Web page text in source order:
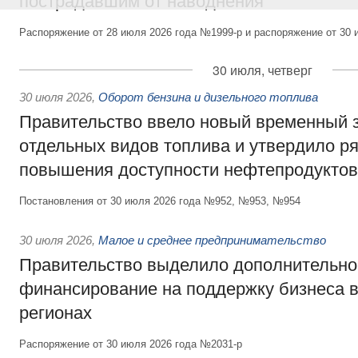
Распоряжение от 28 июля 2026 года №1999-р и распоряжение от
30 июля, четверг
30 июля 2026, Оборот бензина и дизельного топлива
Правительство ввело новый временный
отдельных видов топлива и утвердило
повышения доступности нефтепродуктов
Постановления от 30 июля 2026 года №952, №953, №954
30 июля 2026, Малое и среднее предпринимательство
Правительство выделило
финансирование на поддержку бизнеса
регионах
Распоряжение от 30 июля 2026 года №2031-р